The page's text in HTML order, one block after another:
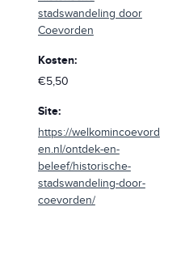
stadswandeling door
Coevorden
Kosten:
€5,50
Site:
https://welkomincoevord
en.nl/ontdek-en-
beleef/historische-
stadswandeling-door-
coevorden/